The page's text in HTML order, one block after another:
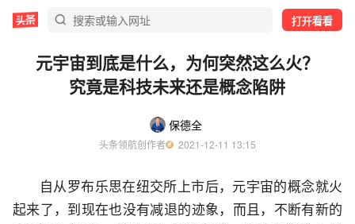
打开看看
元宇宙到底是什么，为何突然这么火？
究竟是科技未来还是概念陷阱
保德全
头条领航创作者
  2021-12-11 13:15
自从罗布乐思在纽交所上市后，元宇宙的概念就火
起来了，到现在也没有减退的迹象，而且，不断有新的